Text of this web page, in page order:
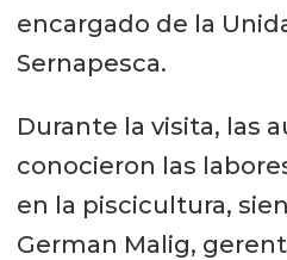
encargado de la
Sernapesca.
Durante la visita, las
conocieron las
en la piscicultura,
German Malig,